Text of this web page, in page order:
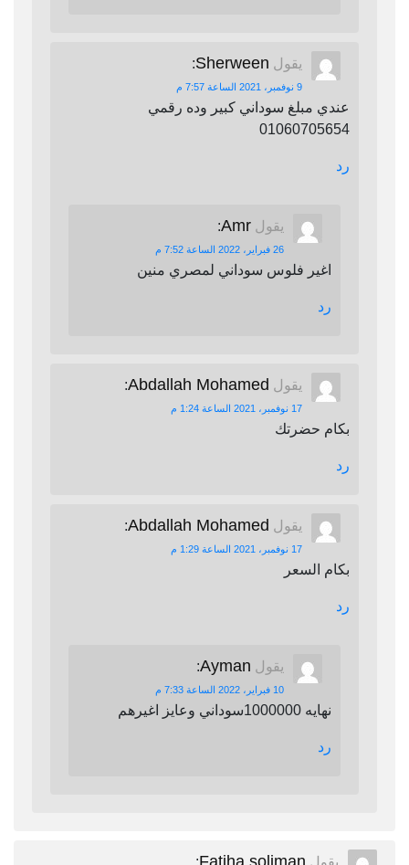
يقول Sherween
:
9 نوفمبر، 2021 الساعة 7:57 م
عندي مبلغ سوداني كبير وده رقمي
01060705654
رد
يقول Amr
:
26 فبراير، 2022 الساعة 7:52 م
اغير فلوس سوداني لمصري منين
رد
يقول Abdallah Mohamed
:
17 نوفمبر، 2021 الساعة 1:24 م
بكام حضرتك
رد
يقول Abdallah Mohamed
:
17 نوفمبر، 2021 الساعة 1:29 م
بكام السعر
رد
يقول Ayman
:
10 فبراير، 2022 الساعة 7:33 م
نهايه 1000000سوداني وعايز اغيرهم
رد
يقول Fatiha soliman
: